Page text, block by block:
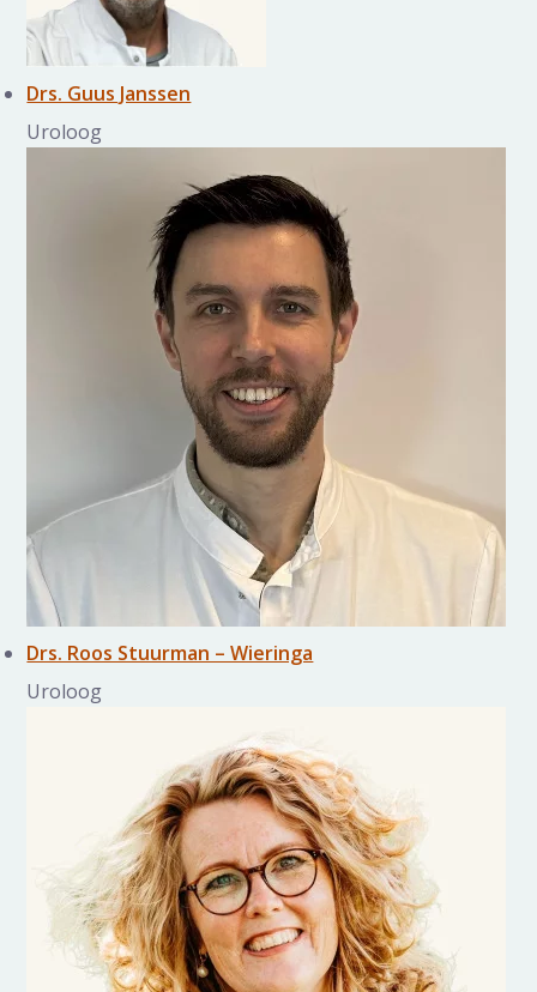
Drs. Guus Janssen
Uroloog
Drs. Roos Stuurman – Wieringa
Uroloog